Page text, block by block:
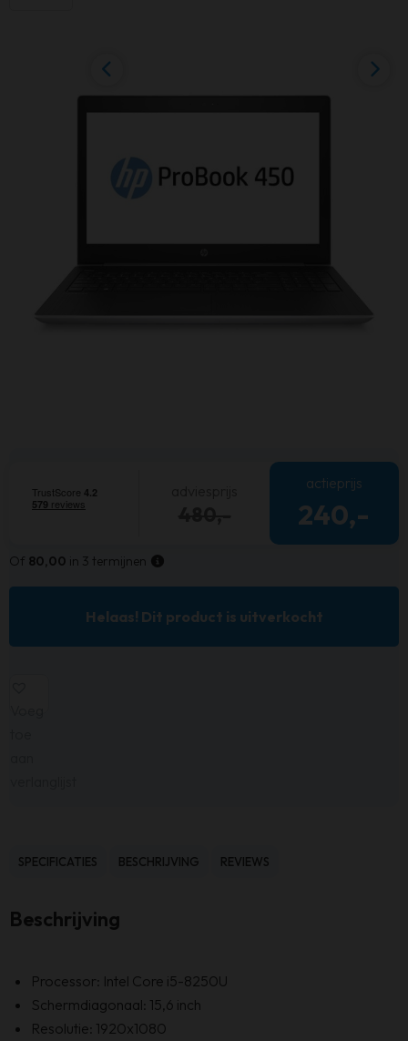
actieprijs
240,-
Of 80,00 in 3 termijnen
Helaas! Dit product is uitverkocht
SPECIFICATIES BESCHRIJVING REVIEWS
Beschrijving
Processor: Intel Core i5-8250U
Schermdiagonaal: 15,6 inch
Resolutie: 1920x1080